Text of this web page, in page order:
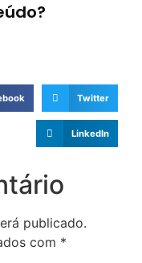
Twitter
LinkedIn
publicado.
com *